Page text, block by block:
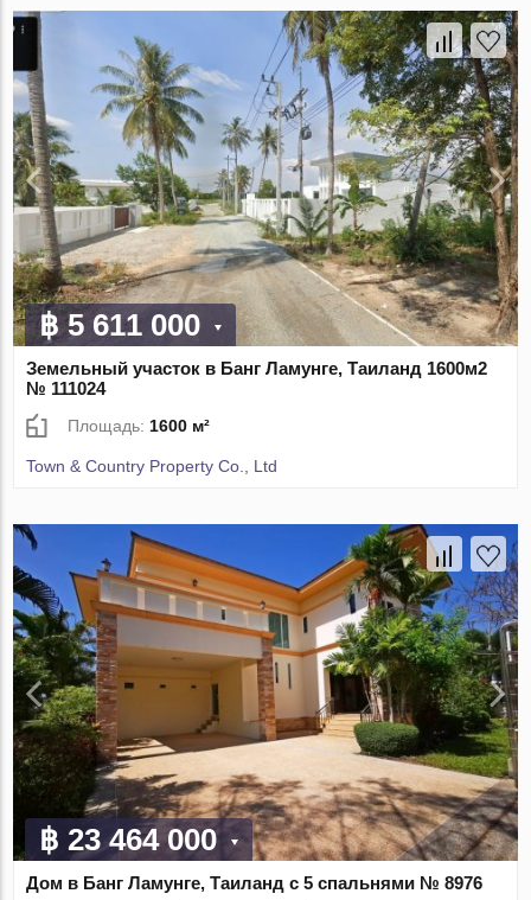
฿ 5 611 000
Земельный участок в Банг Ламунге, Таиланд 1600м2
№ 111024
Площадь:1600 м²
Town & Country Property Co., Ltd
฿ 23 464 000
Дом в Банг Ламунге, Таиланд с 5 спальнями № 8976